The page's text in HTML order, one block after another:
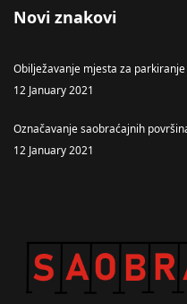
Novi znakovi
Obilježavanje mjesta za parkiranje
12 January 2021
Označavanje saobraćajnih
12 January 2021